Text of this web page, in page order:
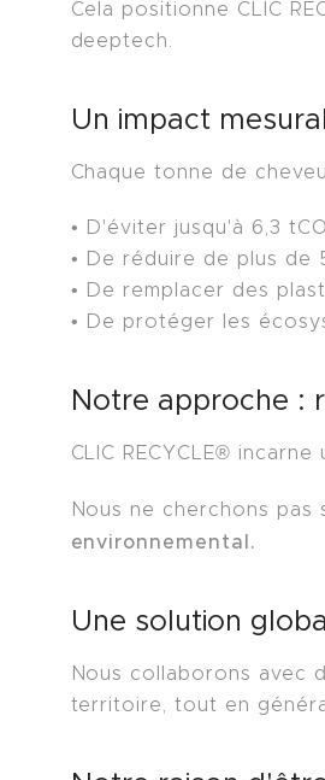
Cela positionne CLIC
deeptech.
Un impact
Chaque tonne de
• D'éviter jusqu'à 6,3
• De réduire de plus de
• De remplacer des
• De protéger les
Notre approche :
CLIC RECYCLE®
Nous ne cherchons pas
environnemental.
Une solution
Nous collaborons avec
territoire, tout en